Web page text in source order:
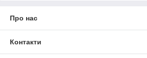
Про нас
Контакти